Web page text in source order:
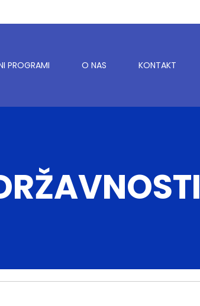
PROGRAMI O NAS KONTAKT